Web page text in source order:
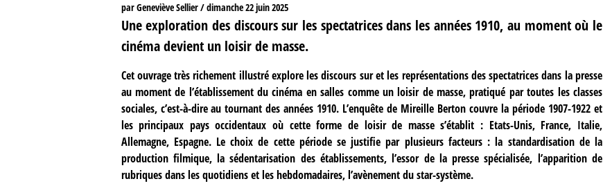
par Geneviève Sellier /dimanche 22 juin 2025
Une exploration des discours sur les spectatrices dans les années 1910, au moment où le
cinéma devient un loisir de masse.
Cet ouvrage très richement illustré explore les discours sur et les représentations des spectatrices dans la presse
au moment de l’établissement du cinéma en salles comme un loisir de masse, pratiqué par toutes les classes
sociales, c’est-à-dire au tournant des années 1910. L’enquête de Mireille Berton couvre la période 1907-1922 et
les principaux pays occidentaux où cette forme de loisir de masse s’établit : Etats-Unis, France, Italie,
Allemagne, Espagne. Le choix de cette période se justifie par plusieurs facteurs : la standardisation de la
production filmique, la sédentarisation des établissements, l’essor de la presse spécialisée, l’apparition de
rubriques dans les quotidiens et les hebdomadaires, l’avènement du star-système.